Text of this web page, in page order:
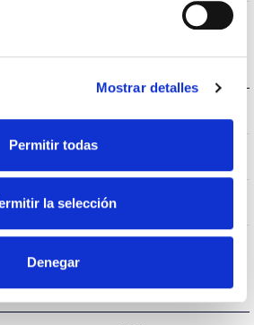
Mostrar detalles
Permitir todas
la selección
Denegar